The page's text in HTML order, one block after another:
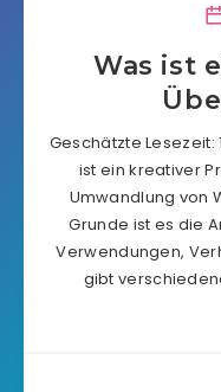
Was ist
Geschätzte Lesezeit:
ist ein kreativer
Umwandlung von
Grunde ist es die
Verwendungen,
gibt